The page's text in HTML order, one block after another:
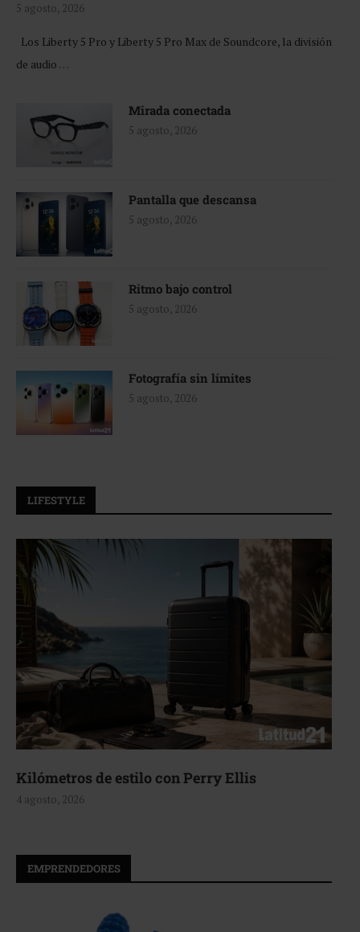
5 agosto, 2026
Los Liberty 5 Pro y Liberty 5 Pro Max de Soundcore, la división
de audio …
Mirada conectada
5 agosto, 2026
Pantalla que descansa
5 agosto, 2026
Ritmo bajo control
5 agosto, 2026
Fotografía sin límites
5 agosto, 2026
LIFESTYLE
Kilómetros de estilo con Perry Ellis
4 agosto, 2026
EMPRENDEDORES